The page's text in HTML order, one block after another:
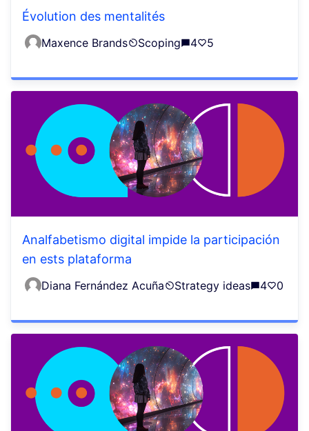
Évolution des mentalités
Maxence Brands Scoping 4 5
Analfabetismo digital impide la participación
en ests plataforma
Diana Fernández Acuña Strategy ideas 4 0